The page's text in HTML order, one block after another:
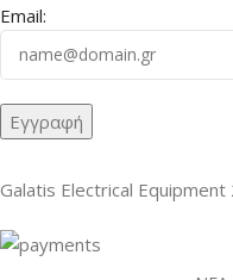
Email:
Galatis Electrical Equipment